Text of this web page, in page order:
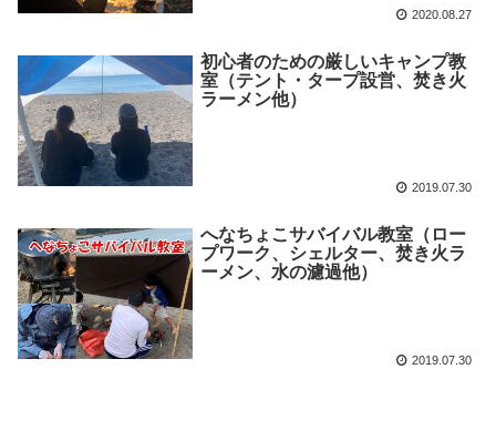
2020.08.27
初心者のための厳しいキャンプ教
室（テント・タープ設営、焚き火
ラーメン他）
2019.07.30
へなちょこサバイバル教室（ロー
プワーク、シェルター、焚き火ラ
ーメン、水の濾過他）
2019.07.30